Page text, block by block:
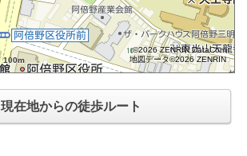
100m
©2026 ZENRIN DataCom
地図データ©2026 ZENRIN
現在地からの徒歩ルート